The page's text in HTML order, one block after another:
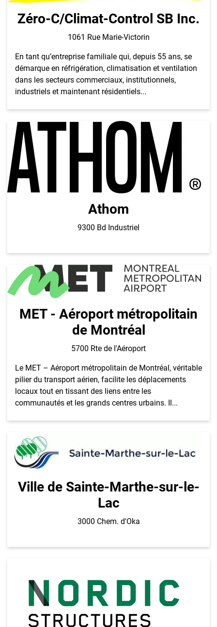
Zéro-C/Climat-Control SB Inc.
1061 Rue Marie-Victorin
En tant qu’entreprise familiale qui, depuis 55 ans, se
démarque en réfrigération, climatisation et ventilation
dans les secteurs commerciaux, institutionnels,
industriels et maintenant résidentiels...
Athom
9300 Bd Industriel
MET - Aéroport métropolitain
de Montréal
5700 Rte de l'Aéroport
Le MET – Aéroport métropolitain de Montréal, véritable
pilier du transport aérien, facilite les déplacements
locaux tout en tissant des liens entre les
communautés et les grands centres urbains. Il...
Ville de Sainte-Marthe-sur-le-
Lac
3000 Chem. d'Oka